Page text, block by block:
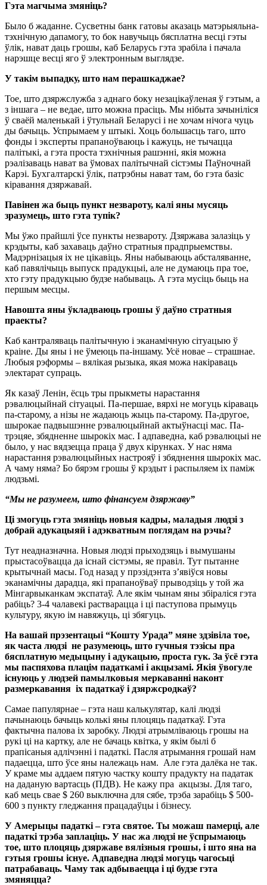
Гэта магчыма змяніць?
Было б жаданне. Сусветны банк гатовы аказаць матэрыяльна-
тэхнічную дапамогу, то бок навучыць бясплатна весці гэты
ўлік, нават даць грошы, каб Беларусь гэта зрабіла і пачала
нарэшце весці яго ў электронным выглядзе.
У такім выпадку, што нам перашкаджае?
Тое, што дзяржслужба з аднаго боку незацікаўленая ў гэтым, а
з іншага – не ведае, што можна прасіць. Мы нібыта зачыніліся
ў сваёй маленькай і ўтульнай Беларусі і не хочам нічога чуць
ды бачыць. Успрымаем у штыкі. Хоць большасць таго, што
фонды і эксперты прапаноўваюць і кажуць, не тычацца
палітыкі, а гэта проста тэхнічныя рашэнні, якія можна
рэалізаваць нават ва ўмовах палітычнай сістэмы Паўночнай
Карэі. Бухгалтарскі ўлік, патрэбны нават там, бо гэта базіс
кіравання дзяржавай.
Павінен жа быць пункт незвароту, калі яны мусяць
зразумець, што гэта тупік?
Мы ўжо прайшлі ўсе пункты незвароту. Дзяржава залазіць у
крэдыты, каб захаваць даўно стратныя прадпрыемствы.
Мадэрнізацыя іх не цікавіць. Яны набываюць абсталяванне,
каб павялічыць выпуск прадукцыі, але не думаюць пра тое,
хто гэту прадукцыю будзе набываць. А гэта мусіць быць на
першым месцы.
Навошта яны ўкладваюць грошы ў даўно стратныя
праекты?
Каб кантраляваць палітычную і эканамічную сітуацыю ў
краіне. Ды яны і не ўмеюць па-іншаму. Усё новае – страшнае.
Любыя рэформы – вялікая рызыка, якая можа накіраваць
электарат супраць.
Як казаў Ленін, ёсць тры прыкметы нарастання
рэвалюцыйнай сітуацыі. Па-першае, вярхі не могуць кіраваць
па-старому, а нізы не жадаюць жыць па-старому. Па-другое,
шырокае падвышэнне рэвалюцыйнай актыўнасці мас. Па-
трэцяе, збядненне шырокіх мас. І адпаведна, каб рэвалюцыі не
было, у нас вядзецца праца ў двух кірунках. У нас няма
нарастання рэвалюцыйных настрояў і збяднення шырокіх мас.
А чаму няма? Бо бярэм грошы ў крэдыт і распыляем іх паміж
людзьмі.
“Мы не разумеем, што фінансуем дзяржаву”
Ці змогуць гэта змяніць новыя кадры, маладыя людзі з
добрай адукацыяй і адэкватным поглядам на рэчы?
Тут неадназначна. Новыя людзі прыходзяць і вымушаны
прыстасоўвацца да існай сістэмы, яе правіл. Тут пытанне
крытычнай масы. Год назад у прэзідэнта з’явіўся новы
эканамічны дарадца, які прапаноўваў прыводзіць у той жа
Мінгарвыканкам экспатаў. Але якім чынам яны збіраліся гэта
рабіць? 3-4 чалавекі растварацца і ці паступова прымуць
культуру, якую ім навяжуць, ці збягуць.
На вашай прэзентацыі “Кошту Урада” мяне здзівіла тое,
як часта людзі не разумеюць, што гучныя тэзісы пра
бясплатную медыцыну і адукацыю, проста гук. За ўсё гэта
мы паспяхова плацім падаткамі і акцызамі. Якія ўвогуле
існуюць у людзей памылковыя меркаванні наконт
размеркавання іх падаткаў і дзяржсродкаў?
Самае папулярнае – гэта наш калькулятар, калі людзі
пачынаюць бачыць колькі яны плоцяць падаткаў. Гэта
фактычна палова іх заробку. Людзі атрымліваюць грошы на
рукі ці на картку, але не бачаць квітка, у якім былі б
прапісаныя адлічэнні і падаткі. Пасля атрымання грошай нам
падаецца, што ўсе яны належаць нам. Але гэта далёка не так.
У краме мы аддаем пятую частку кошту прадукту на падатак
на даданую вартасць (ПДВ). Не кажу пра акцызы. Для таго,
каб мець свае $ 260 выключна для сябе, трэба зарабіць $ 500-
600 з пункту гледжання працадаўцы і бізнесу.
У Амерыцы падаткі – гэта святое. Ты можаш памерці, але
падаткі трэба заплаціць. У нас жа людзі не ўспрымаюць
тое, што плоцяць дзяржаве вялізныя грошы, і што яна на
гэтыя грошы існуе. Адпаведна людзі могуць чагосьці
патрабаваць. Чаму так адбываецца і ці будзе гэта
змяняцца?